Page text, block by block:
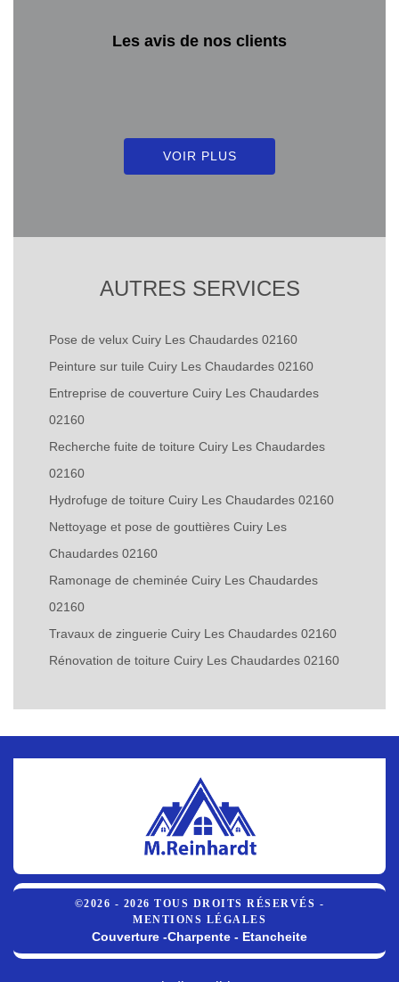
Les avis de nos clients
VOIR PLUS
AUTRES SERVICES
Pose de velux Cuiry Les Chaudardes 02160
Peinture sur tuile Cuiry Les Chaudardes 02160
Entreprise de couverture Cuiry Les Chaudardes
02160
Recherche fuite de toiture Cuiry Les Chaudardes
02160
Hydrofuge de toiture Cuiry Les Chaudardes 02160
Nettoyage et pose de gouttières Cuiry Les
Chaudardes 02160
Ramonage de cheminée Cuiry Les Chaudardes
02160
Travaux de zinguerie Cuiry Les Chaudardes 02160
Rénovation de toiture Cuiry Les Chaudardes 02160
©2026 - 2026 TOUS DROITS RÉSERVÉS -
MENTIONS LÉGALES
Couverture -Charpente - Etancheite